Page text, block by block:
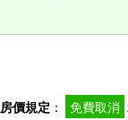
房價規定 ： 免費取消